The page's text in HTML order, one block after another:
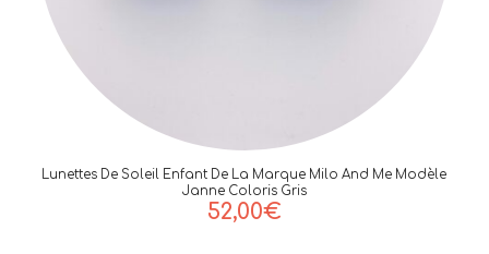
Lunettes De Soleil Enfant De La Marque Milo And Me Modèle
Janne Coloris Gris
52,00€